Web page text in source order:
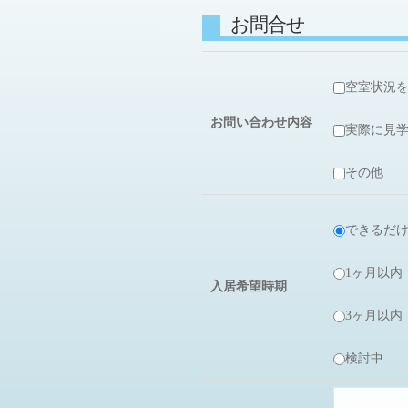
お問合せ
お問い合わせ内容
空室状況
実際に見
その他
入居希望時期
できるだ
1ヶ月以内
3ヶ月以内
検討中